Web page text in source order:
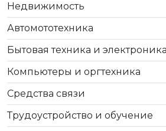
Недвижимость
Автомототехника
Бытовая техника и электроника
Компьютеры и оргтехника
Средства связи
Трудоустройство и обучение